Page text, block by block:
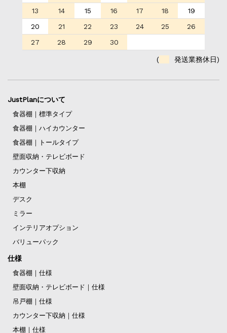
13
14 15 16 17 18
19
20
21 22 23 24 25
26
27
28 29 30
( 発送業務休日)
JustPlanについて
食器棚｜標準タイプ
食器棚｜ハイカウンター
食器棚｜トールタイプ
壁面収納・テレビボード
カウンター下収納
本棚
デスク
ミラー
インテリアオプション
バリューパック
仕様
食器棚｜仕様
壁面収納・テレビボード｜仕様
吊戸棚｜仕様
カウンター下収納｜仕様
本棚｜仕様